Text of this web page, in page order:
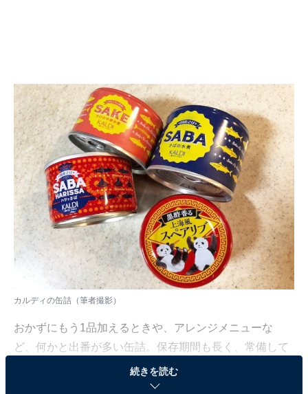
カルディの缶詰（筆者撮影）
おかずにもう1品加えるときや、アレンジメニューな
ど、何かと出番が多い缶詰。保存期間も長く、常備して
いる人も少なくありません。缶詰といっても種類は多く
て、実にいろいろな味がありますよね。コスパを考える
続きを読む